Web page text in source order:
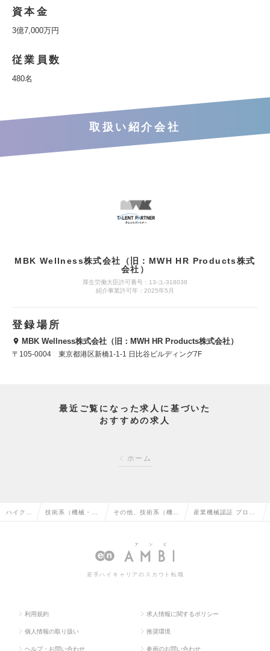
資本金
3億7,000万円
従業員数
480名
取扱い紹介会社
MBK Wellness株式会社（旧：MWH HR Products株式
会社）
厚生労働大臣許可番号：13-ユ-318038
紹介事業許可年：2025年5月
登録場所
MBK Wellness株式会社（旧：MWH HR Products株式会社）
〒105-0004 東京都港区新橋1-1-1 日比谷ビルディング7F
最近ご覧になった求人に基づいた
おすすめの求人
ホーム
ハイクラ 技術系（機械・メ その他、技術系（機
車）の転職
産業機械認証 プロジ
若手ハイキャリアのスカウト転職
利用規約 求人情報に関するポリシー
個人情報の取り扱い 推奨環境
ヘルプ・お問い合わせ 参画のお問い合わせ